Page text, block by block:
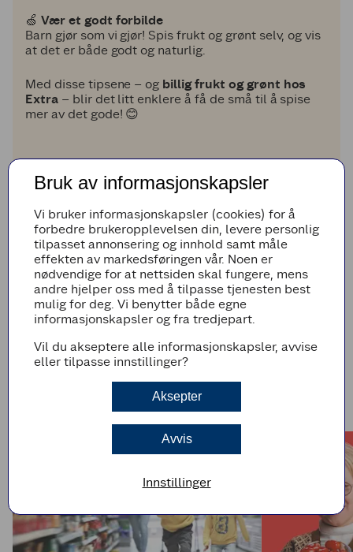
🍏 Vær et godt forbilde
Barn gjør som vi gjør! Spis frukt og grønt selv, og vis
at det er både godt og naturlig.
Med disse tipsene – og billig frukt og grønt hos
Extra– blir det litt enklere å få de små til å spise
mer av det gode! 😊
Bruk av informasjonskapsler
Vi bruker informasjonskapsler (cookies) for å
forbedre brukeropplevelsen din, levere personlig
tilpasset annonsering og innhold samt måle
effekten av markedsføringen vår. Noen er
nødvendige for at nettsiden skal fungere, mens
andre hjelper oss med å tilpasse tjenesten best
mulig for deg. Vi benytter både egne
informasjonskapsler og fra tredjepart.
Vil du akseptere alle informasjonskapsler, avvise
eller tilpasse innstillinger?
Aksepter
Avvis
Innstillinger